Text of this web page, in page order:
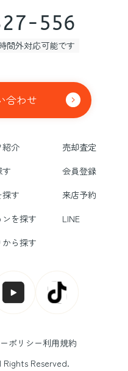
556
間外対応可能です
合わせ
紹介
売却査定
す
会員登録
す
来店予約
を探す
LINE
から探す
ポリシー利用規約
Reserved.